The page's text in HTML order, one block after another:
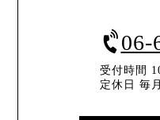
06-
受付時間
定休日 毎